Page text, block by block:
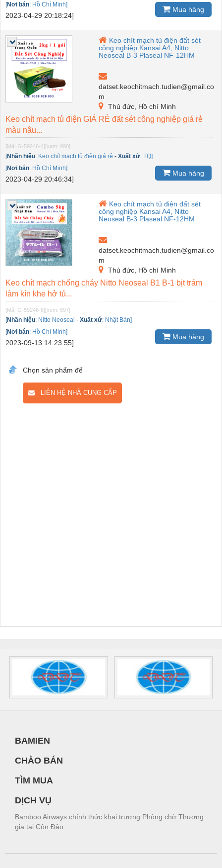
[Nơi bán: Hồ Chí Minh]
2023-04-29 20:18:24]
Mua hàng
Keo chít mạch tủ điện đất sét
công nghiệp Kansai A4, Nitto
Neoseal B-3 Plaseal NF-12HM
datset.keochitmach.tudien@gmail.co
m
Thủ đức, Hồ chí Minh
Keo chít mạch tủ điện GIÁ RẺ đất sét công nghiệp giá rẻ
màu nâu...
[Mã: G-59246-4][xem: 990]
[Nhãn hiệu: Keo chít mạch tủ điện giá rẻ - Xuất xứ: TQ]
[Nơi bán: Hồ Chí Minh]
2023-04-29 20:46:34]
Mua hàng
Keo chít mạch tủ điện đất sét
công nghiệp Kansai A4, Nitto
Neoseal B-3 Plaseal NF-12HM
datset.keochitmach.tudien@gmail.co
m
Thủ đức, Hồ chí Minh
Keo chít mạch chống cháy Nitto Neoseal B1 B-1 bịt trám
làm kín khe hở tủ...
[Mã: G-59246-6][xem: 697]
[Nhãn hiệu: Nitto Neoseal - Xuất xứ: Nhật Bản]
[Nơi bán: Hồ Chí Minh]
2023-09-13 14:23:55]
Mua hàng
Chọn sản phẩm để
LIÊN HỆ NHÀ CUNG CẤP
BAMIEN
CHÀO BÁN
TÌM MUA
DỊCH VỤ
Bamboo Airways chính thức khai trương Phòng chờ Thương
gia tại Côn Đảo